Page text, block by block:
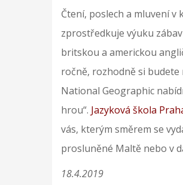
Čtení, poslech a mluvení
zprostředkuje výuku
britskou a americkou
ročně, rozhodně si budete
National Geographic
hrou“. Jazyková škola
vás, kterým směrem se
prosluněné Maltě nebo v
18.4.2019